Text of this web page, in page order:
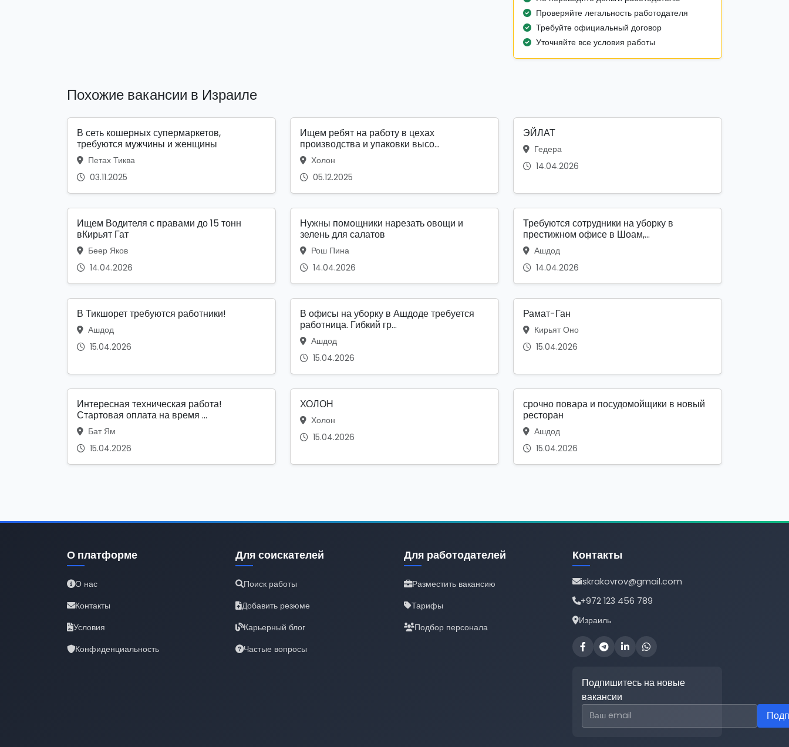
Проверяйте легальность работодателя
Требуйте официальный договор
Уточняйте все условия работы
Похожие вакансии в Израиле
В сеть кошерных супермаркетов,
требуются мужчины и женщины
Петах Тиква
03.11.2025
Ищем ребят на работу в цехах
производства и упаковки высо...
Холон
05.12.2025
ЭЙЛАТ
Гедера
14.04.2026
Ищем Водителя с правами до 15 тонн
вКирьят Гат
Беер Яков
14.04.2026
Нужны помощники нарезать овощи и
зелень для салатов
Рош Пина
14.04.2026
Требуются сотрудники на уборку в
престижном офисе в Шоам,...
Ашдод
14.04.2026
В Тикшорет требуются работники!
Ашдод
15.04.2026
В офисы на уборку в Ашдоде требуется
работница. Гибкий гр...
Ашдод
15.04.2026
Рамат-Ган
Кирьят Оно
15.04.2026
Интересная техническая работа!
Стартовая оплата на время ...
Бат Ям
15.04.2026
ХОЛОН
Холон
15.04.2026
срочно повара и посудомойщики в новый
ресторан
Ашдод
15.04.2026
О платформе
О нас
Контакты
Условия
Конфиденциальность
Для соискателей
Поиск работы
Добавить резюме
Карьерный блог
Частые вопросы
Для работодателей
Разместить вакансию
Тарифы
Подбор персонала
Контакты
iskrakovrov@gmail.com
+972 123 456 789
Израиль
Подпишитесь на новые
вакансии
Email для подписки